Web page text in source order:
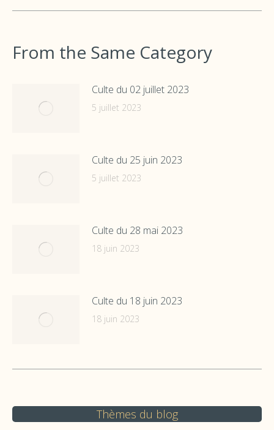
From the Same Category
Culte du 02 juillet 2023
5 juillet 2023
Culte du 25 juin 2023
5 juillet 2023
Culte du 28 mai 2023
18 juin 2023
Culte du 18 juin 2023
18 juin 2023
Thèmes du blog